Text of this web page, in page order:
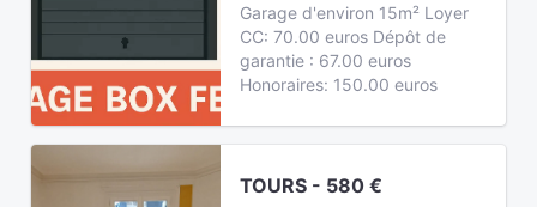
Garage d'environ 15m² Loyer
CC: 70.00 euros Dépôt de
garantie : 67.00 euros
Honoraires: 150.00 euros
TOURS - 580 €